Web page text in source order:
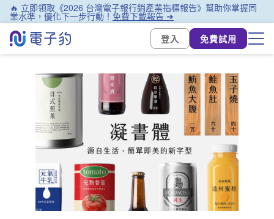
🔥 立即領取《2026 台灣電子報行銷產業指標報告》幫助你掌握同
業水準，優化下一步行動！免費下載報告 ➜
登入
免費試用